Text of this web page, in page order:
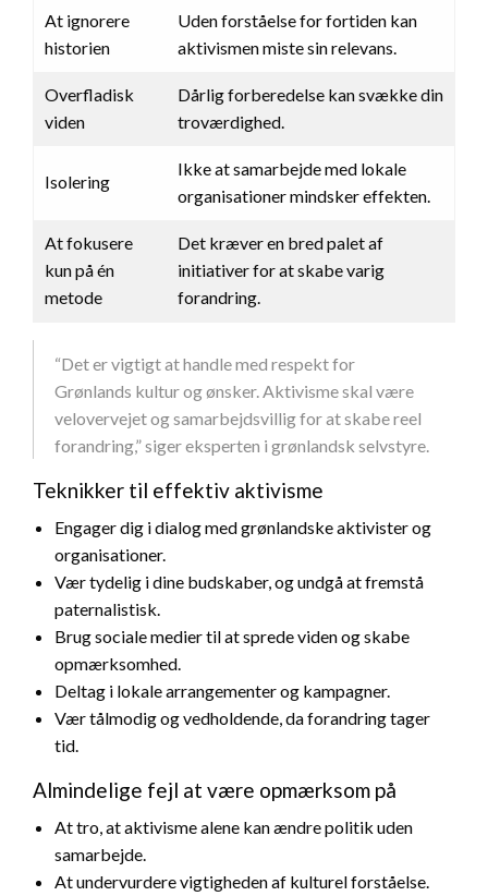
At ignorere
historien
Uden forståelse for fortiden kan
aktivismen miste sin relevans.
Overfladisk
viden
Dårlig forberedelse kan svække din
troværdighed.
Isolering
Ikke at samarbejde med lokale
organisationer mindsker effekten.
At fokusere
kun på én
metode
Det kræver en bred palet af
initiativer for at skabe varig
forandring.
“Det er vigtigt at handle med respekt for
Grønlands kultur og ønsker. Aktivisme skal være
velovervejet og samarbejdsvillig for at skabe reel
forandring,” siger eksperten i grønlandsk selvstyre.
Teknikker til effektiv aktivisme
Engager dig i dialog med grønlandske aktivister og
organisationer.
Vær tydelig i dine budskaber, og undgå at fremstå
paternalistisk.
Brug sociale medier til at sprede viden og skabe
opmærksomhed.
Deltag i lokale arrangementer og kampagner.
Vær tålmodig og vedholdende, da forandring tager
tid.
Almindelige fejl at være opmærksom på
At tro, at aktivisme alene kan ændre politik uden
samarbejde.
At undervurdere vigtigheden af kulturel forståelse.